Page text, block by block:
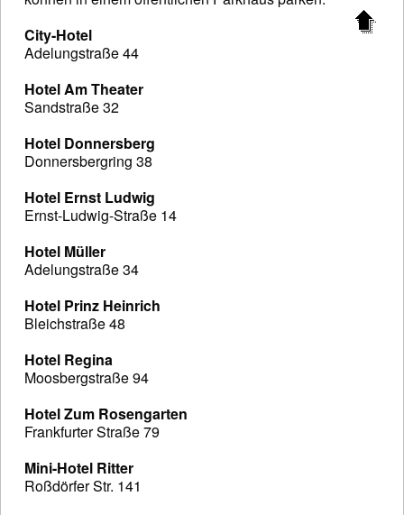
City-Hotel
Adelungstraße 44
Hotel Am Theater
Sandstraße 32
Hotel Donnersberg
Donnersbergring 38
Hotel Ernst Ludwig
Ernst-Ludwig-Straße 14
Hotel Müller
Adelungstraße 34
Hotel Prinz Heinrich
Bleichstraße 48
Hotel Regina
Moosbergstraße 94
Hotel Zum Rosengarten
Frankfurter Straße 79
Mini-Hotel Ritter
Roßdörfer Str. 141